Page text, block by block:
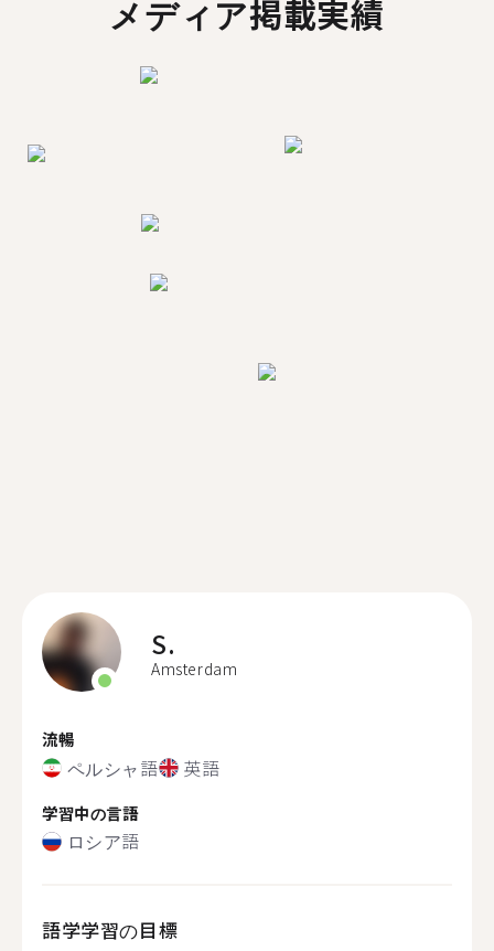
メディア掲載実績
S.
Amsterdam
流暢
ペルシャ語 英語
学習中の言語
ロシア語
語学学習の目標